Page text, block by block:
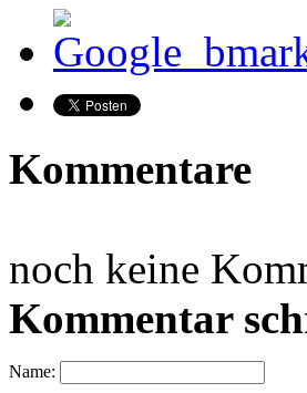
Kommentare
noch keine
Kommentar
Name: